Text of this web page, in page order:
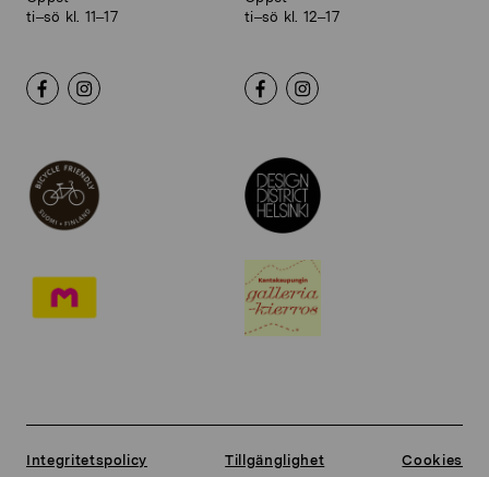
ti–sö kl. 11–17
ti–sö kl. 12–17
Integritetspolicy Tillgänglighet Cookies